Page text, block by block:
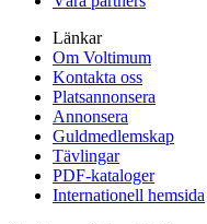
Länkar
Om Voltimum
Kontakta oss
Platsannonsera
Annonsera
Guldmedlemskap
Tävlingar
PDF-kataloger
Internationell hemsida